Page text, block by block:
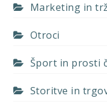
Marketing in
Otroci
Šport in prosti
Storitve in